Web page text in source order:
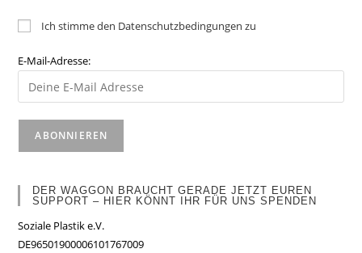
Ich stimme den Datenschutzbedingungen zu
E-Mail-Adresse:
DER WAGGON BRAUCHT GERADE JETZT EUREN
SUPPORT – HIER KÖNNT IHR FÜR UNS SPENDEN
Soziale Plastik e.V.
DE96501900006101767009